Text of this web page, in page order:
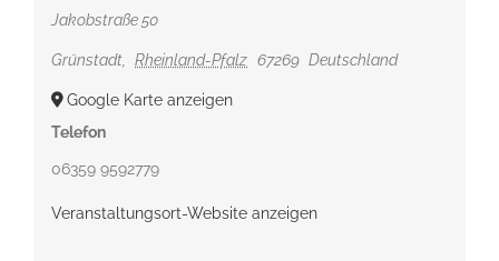
Jakobstraße 50
Grünstadt, Rheinland-Pfalz 67269 Deutschland
Google Karte anzeigen
Telefon
06359 9592779
Veranstaltungsort-Website anzeigen